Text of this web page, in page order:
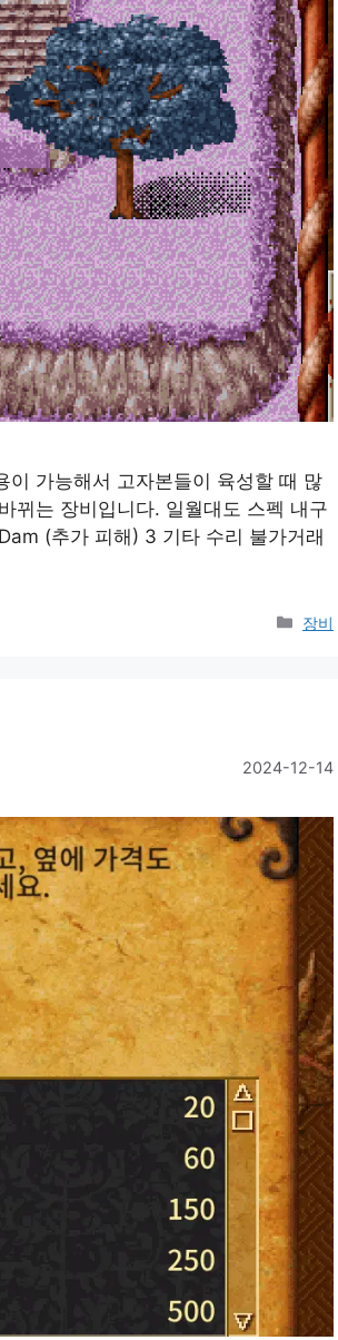
가능해서 고자본들이 육성할 때 많
뀌는 장비입니다. 일월대도 스펙 내구
(추가 피해) 3 기타 수리 불가거래
장비
2024-12-14